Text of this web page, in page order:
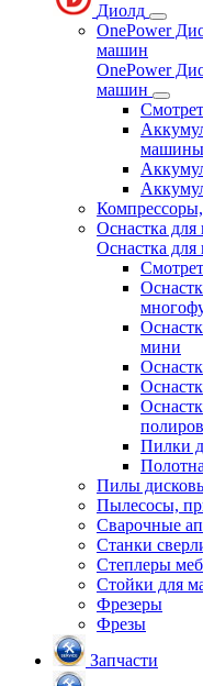
Диолд
OnePower
машин
OnePower
машин
машины
Оснастка для
Оснастка для
мини
Пилки
Пилы
Пылесосы,
Сварочные
Станки
Степлеры
Стойки для
Фрезеры
Фрезы
Запчасти